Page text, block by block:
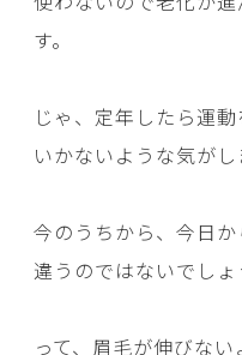
す。
じゃ、定年したら運
いかないような気がし
今のうちから、今日
違うのではないでしょ
って、眉毛が伸びな